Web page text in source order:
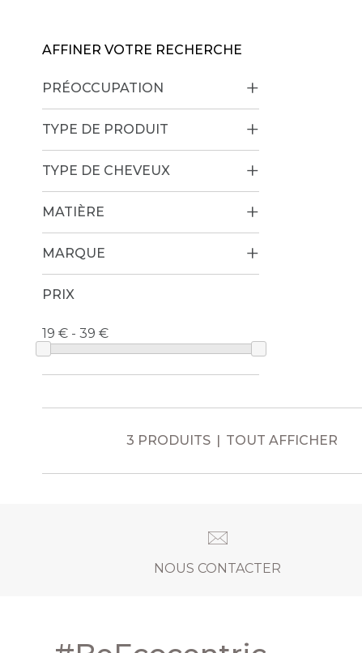
AFFINER VOTRE RECHERCHE
PRÉOCCUPATION
TYPE DE PRODUIT
TYPE DE CHEVEUX
MATIÈRE
MARQUE
PRIX
19 € - 39
3 PRODUITS TOUT AFFICHER
NOUS CONTACTER